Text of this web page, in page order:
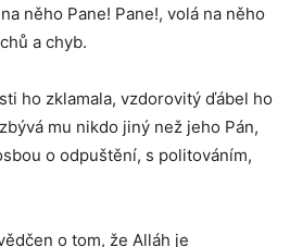
něho Pane! Pane!, volá na něho
a chyb.
ho zklamala, vzdorovitý ďábel ho
mu nikdo jiný než jeho Pán,
o odpuštění, s politováním,
o tom, že Alláh je